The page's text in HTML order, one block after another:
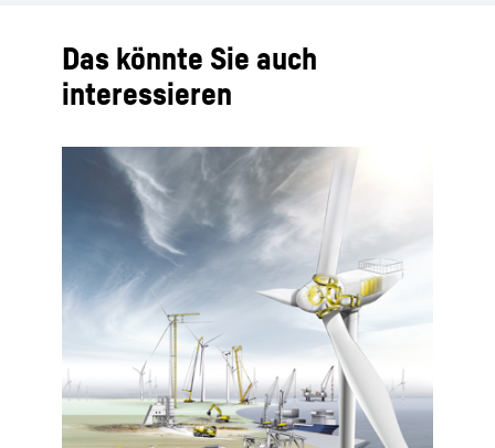
Das könnte Sie auch
interessieren